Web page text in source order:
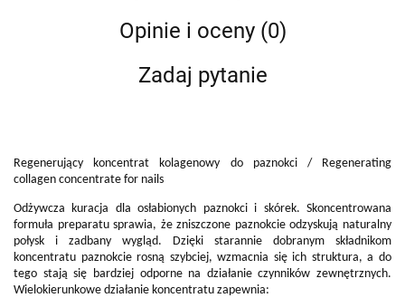
Opinie i oceny (0)
Zadaj pytanie
Regenerujący koncentrat kolagenowy do paznokci / Regenerating
collagen concentrate for nails
Odżywcza kuracja dla osłabionych paznokci i skórek. Skoncentrowana
formuła preparatu sprawia, że zniszczone paznokcie odzyskują naturalny
połysk i zadbany wygląd. Dzięki starannie dobranym składnikom
koncentratu paznokcie rosną szybciej, wzmacnia się ich struktura, a do
tego stają się bardziej odporne na działanie czynników zewnętrznych.
Wielokierunkowe działanie koncentratu zapewnia: